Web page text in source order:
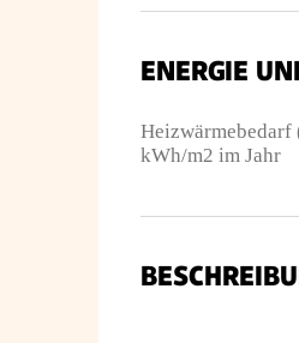
ENERGIE
Heizwärmebedarf
kWh/m2 im Jahr